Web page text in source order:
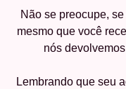
Não se preocupe,
mesmo que você
nós
Lembrando que seu